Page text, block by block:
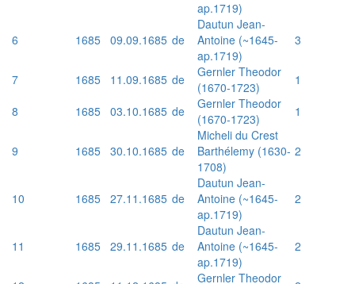
ap.1719)
6 1685 09.09.1685 de
Dautun Jean-
Antoine (~1645-
ap.1719)
3
7 1685 11.09.1685 de
Gernler Theodor
(1670-1723)
1
8
1685 03.10.1685 de
Gernler Theodor
(1670-1723)
1
9 1685 30.10.1685 de
Micheli du Crest
Barthélemy (1630-
1708)
2
10 1685 27.11.1685 de
Dautun Jean-
Antoine (~1645-
ap.1719)
2
11 1685 29.11.1685 de
Dautun Jean-
Antoine (~1645-
ap.1719)
2
Gernler Theodor